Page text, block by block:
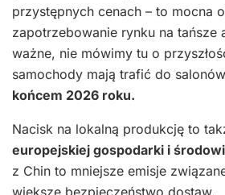
przystępnych cenach – to mocna
zapotrzebowanie rynku na tańsze
ważne, nie mówimy tu o
samochody mają trafić do salonów
końcem 2026 roku.
Nacisk na lokalną produkcję to
europejskiej gospodarki i
z Chin to mniejsze emisje